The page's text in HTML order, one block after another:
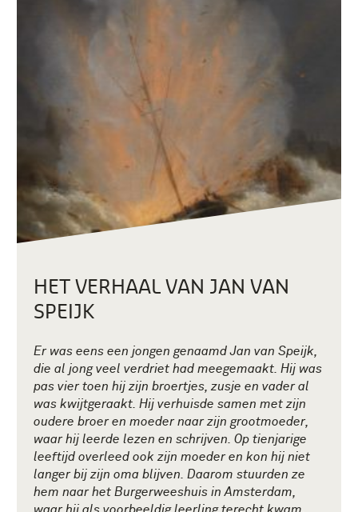
HET VERHAAL VAN JAN VAN
SPEIJK
Er was eens een jongen genaamd Jan van Speijk,
die al jong veel verdriet had meegemaakt. Hij was
pas vier toen hij zijn broertjes, zusje en vader al
was kwijtgeraakt. Hij verhuisde samen met zijn
oudere broer en moeder naar zijn grootmoeder,
waar hij leerde lezen en schrijven. Op tienjarige
leeftijd overleed ook zijn moeder en kon hij niet
langer bij zijn oma blijven. Daarom stuurden ze
hem naar het Burgerweeshuis in Amsterdam,
waar hij als voorbeeldig leerling terecht kwam.